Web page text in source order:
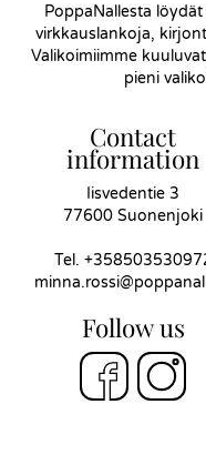
PoppaNallesta
virkkauslankoja,
Valikoimiimme
pieni
Contact
information
Iisvedentie 3
77600 Suonenjoki
Tel.
Follow us